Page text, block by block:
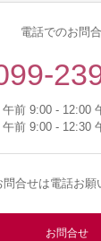
電話でのお問
前 9:00 - 12:00
前 9:00 - 12:30
問合せは電話お願
お問合せ